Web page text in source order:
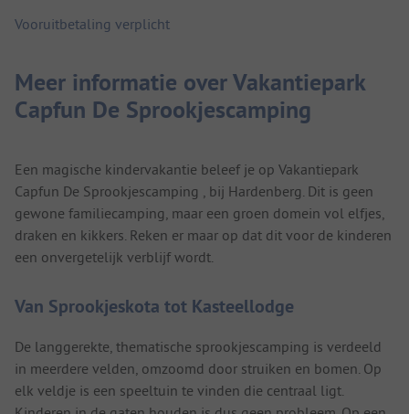
Vooruitbetaling verplicht
Meer informatie over Vakantiepark
Capfun De Sprookjescamping
Een magische kindervakantie beleef je op Vakantiepark
Capfun De Sprookjescamping , bij Hardenberg. Dit is geen
gewone familiecamping, maar een groen domein vol elfjes,
draken en kikkers. Reken er maar op dat dit voor de kinderen
een onvergetelijk verblijf wordt.
Van Sprookjeskota tot Kasteellodge
De langgerekte, thematische sprookjescamping is verdeeld
in meerdere velden, omzoomd door struiken en bomen. Op
elk veldje is een speeltuin te vinden die centraal ligt.